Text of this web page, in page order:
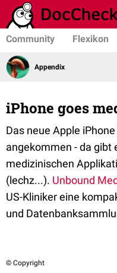
Community Flexikon
Appendix
iPhone goes
Das neue Apple
angekommen - da gibt
medizinischen
(lechz...). Unbound
US-Kliniker eine
und
© Copyright